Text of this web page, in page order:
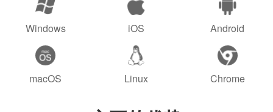
Windows iOS Android
macOS Linux Chrome